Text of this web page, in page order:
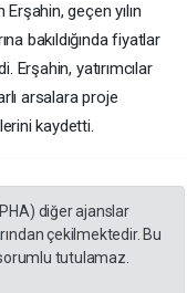
geçen yılın
bakıldığında fiyatlar
yatırımcılar
arsalara proje
kaydetti.
diğer ajanslar
çekilmektedir. Bu
tutulamaz.